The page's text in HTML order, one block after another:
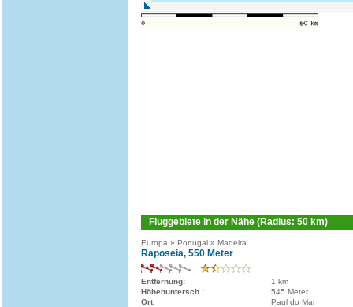
Fluggebiete in der Nähe (Radius: 50 km)
Europa » Portugal » Madeira
Raposeia, 550 Meter
Entfernung:
1 km
Höhenuntersch.:
545 Meter
Ort:
Paul do Mar